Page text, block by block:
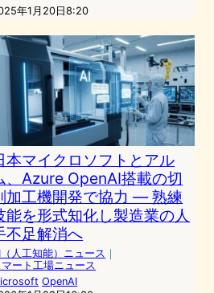
年1月20日8:20
本マイクロソフトとアル
、Azure OpenAI搭載の切
加工機開発で協力 ― 熟練
能を形式知化し製造業の人
不足解消へ
人工知能）ニュース ｜
マート工場ニュース
OpenAI